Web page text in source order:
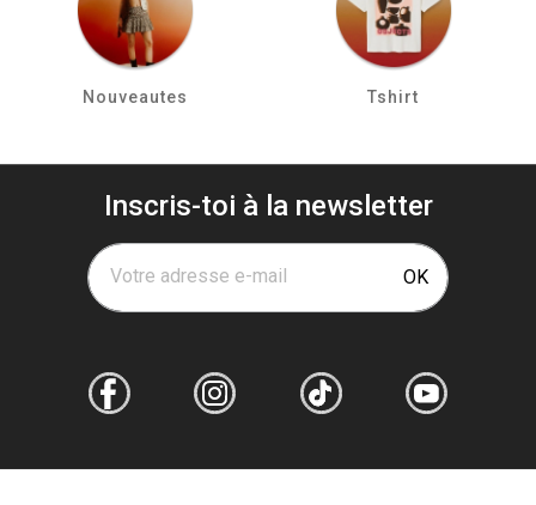
Nouveautes Tshirt
Inscris-toi à la newsletter
Votre adresse e-mail OK